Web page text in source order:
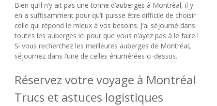
Bien qu’il n’y ait pas une tonne d’auberges à Montréal, il y
en a suffisamment pour qu’il puisse être difficile de choisir
celle qui répond le mieux à vos besoins. J’ai séjourné dans
toutes les auberges ici pour que vous n’ayez pas à le faire !
Si vous recherchez les meilleures auberges de Montréal,
séjournez dans l’une de celles énumérées ci-dessus.
Réservez votre voyage à Montréal
Trucs et astuces logistiques